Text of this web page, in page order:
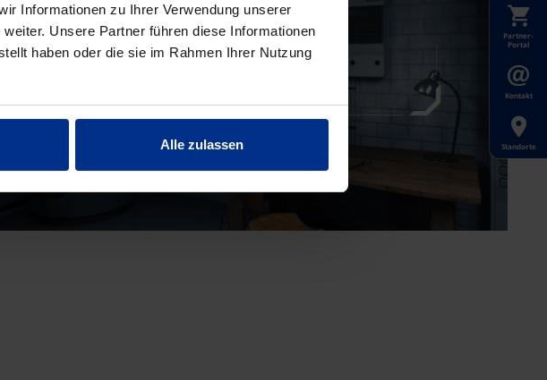
Informationen zu Ihrer Verwendung unserer
Unsere Partner führen diese Informationen
haben oder die sie im Rahmen Ihrer Nutzung
Alle zulassen
Partner-
Portal
Kontakt
Standorte